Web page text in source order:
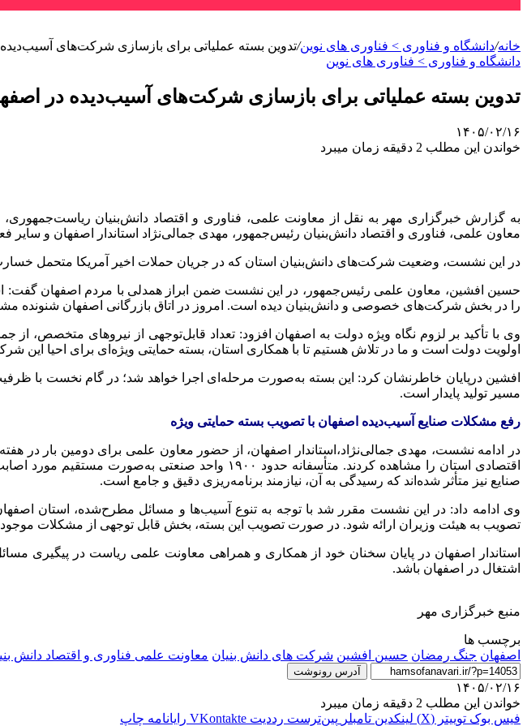
خانه/دانشگاه و فناوری > فناوری های نوین/تدوین بسته عملیاتی برای بازسازی شرکت‌های
دانشگاه و فناوری > فناوری های نوین
تدوین بسته عملیاتی برای بازسازی شرکت‌های آسیب‌دیده در
۱۴۰۵/۰۲/۱۶
خواندن این مطلب 2 دقیقه زمان میبرد
به گزارش خبرگزاری مهر به نقل از معاونت علمی، فناوری و اقتصاد دانش‌بنیان
معاون علمی، فناوری و اقتصاد دانش‌بنیان رئیس‌جمهور، مهدی جمالی‌نژاد استاندار اصفهان و سایر
در این نشست، وضعیت شرکت‌های دانش‌بنیان استان که در جریان حملات اخیر آمریکا متحمل
حسین افشین، معاون علمی رئیس‌جمهور، در این نشست ضمن ابراز همدلی با مردم اصفهان گفت:
را در بخش شرکت‌های خصوصی و دانش‌بنیان دیده است. امروز در اتاق بازرگانی اصفهان شنونده
وی با تأکید بر لزوم نگاه ویژه دولت به اصفهان افزود: تعداد قابل‌توجهی از نیروهای متخصص،
اولویت دولت است و ما در تلاش هستیم تا با همکاری استان، بسته حمایتی ویژه‌ای برای احیا این
افشین درپایان خاطرنشان کرد: این بسته به‌صورت مرحله‌ای اجرا خواهد شد؛ در گام نخست با
مسیر تولید پایدار است.
رفع مشکلات صنایع آسیب‌دیده اصفهان با تصویب بسته حمایتی ویژه
در ادامه نشست، مهدی جمالی‌نژاد،استاندار اصفهان، از حضور معاون علمی برای دومین بار
اقتصادی استان را مشاهده کردند. متأسفانه حدود ۱۹۰۰
صنایع نیز متأثر شده‌اند که رسیدگی به آن، نیازمند برنامه‌ریزی دقیق و جامع است.
وی ادامه داد: در این نشست مقرر شد با توجه به تنوع آسیب‌ها و مسائل مطرح‌شده، استان
تصویب به هیئت وزیران ارائه شود. در صورت تصویب این بسته، بخش قابل توجهی از مشکلات
استاندار اصفهان در پایان سخنان خود از همکاری و همراهی معاونت علمی ریاست‌ در پیگیری
اشتغال در اصفهان باشد.
منبع خبرگزاری مهر
برچسب ها
اصفهان جنگ رمضان حسین افشین شرکت های دانش بنیان معاونت علمی فناوری و اقتصاد دانش
آدرس رونوشت
۱۴۰۵/۰۲/۱۶
خواندن این مطلب 2 دقیقه زمان میبرد
فیس بوک توییتر (X) لینکدین ‫تامبلر ‫پین‌ترست ‫رددیت ‫VKontakte رایانامه چاپ